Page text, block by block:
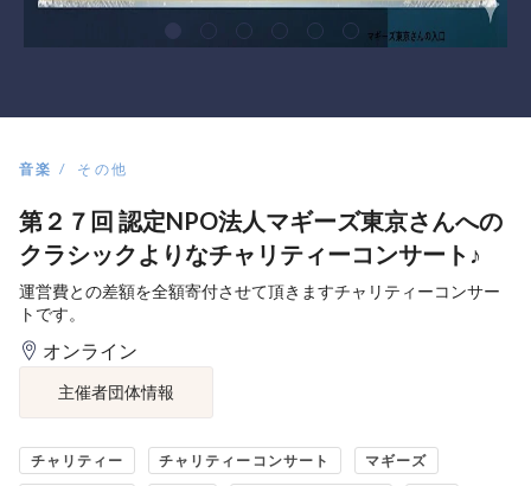
音楽 その他
第２７回 認定NPO法人マギーズ東京さんへの
クラシックよりなチャリティーコンサート♪
運営費との差額を全額寄付させて頂きますチャリティーコンサー
トです。
オンライン
主催者団体情報
チャリティー チャリティーコンサート マギーズ